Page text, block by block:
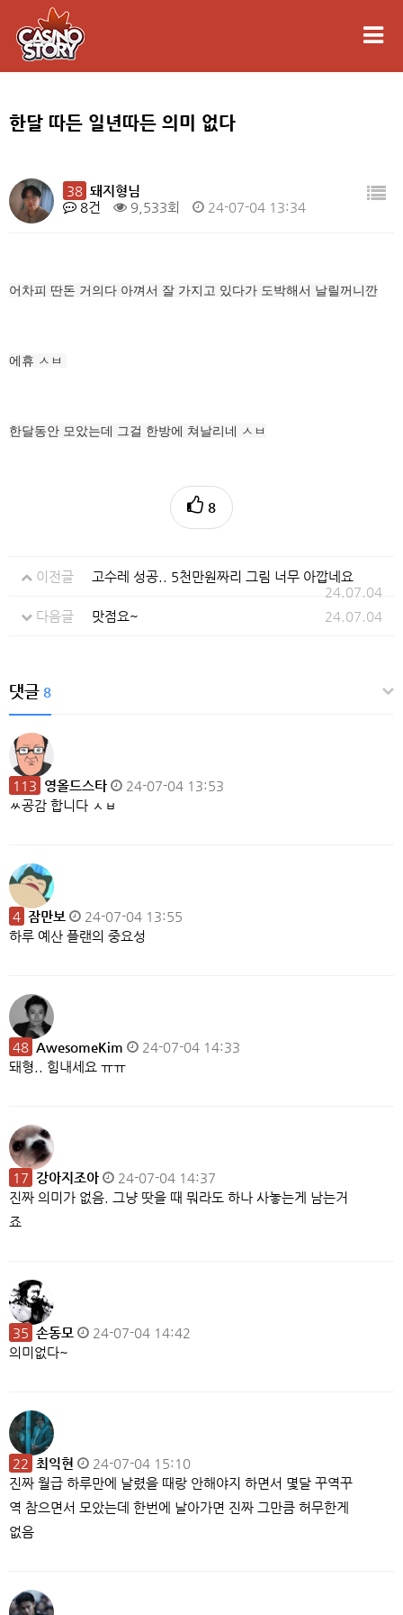
한달 따든 일년따든 의미 없다
38 돼지형님
8건
9,533회 24-07-04 13:34
어차피 딴돈 거의다 아껴서 잘 가지고 있다가 도박해서 날릴꺼니깐
에휴 ㅅㅂ
한달동안 모았는데 그걸 한방에 쳐날리네 ㅅㅂ
8
이전글
고수레 성공.. 5천만원짜리 그림 너무 아깝네요
24.07.04
다음글
맛점요~ 24.07.04
댓글 8
113 영올드스타
24-07-04 13:53
ㅆ공감 합니다 ㅅㅂ
4 잠만보
24-07-04 13:55
하루 예산 플랜의 중요성
48 AwesomeKim
24-07-04 14:33
돼형.. 힘내세요 ㅠㅠ
17 강아지조아
24-07-04 14:37
진짜 의미가 없음. 그냥 땃을 때 뭐라도 하나 사놓는게 남는거
죠
35 손동모
24-07-04 14:42
의미없다~
22 최익현
24-07-04 15:10
진짜 월급 하루만에 날렸을 때랑 안해야지 하면서 몇달 꾸역꾸
역 참으면서 모았는데 한번에 날아가면 진짜 그만큼 허무한게
없음